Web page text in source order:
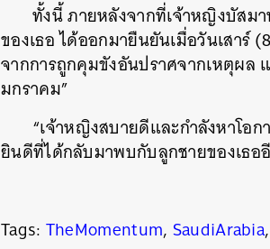
ทั้งนี้ ภายหลังจากที่เจ้าหญิงบัสม
ของเธอ ได้ออกมายืนยันเมื่อวันเสาร์
จากการถูกคุมขังอันปราศจากเหตุผล
มกราคม”
“เจ้าหญิงสบายดีและกำลังหาโอ
ยินดีที่ได้กลับมาพบกับลูกชายของเธอ
Tags: TheMomentum, SaudiArabia,